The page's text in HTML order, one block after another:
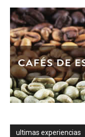
ultimas experiencias